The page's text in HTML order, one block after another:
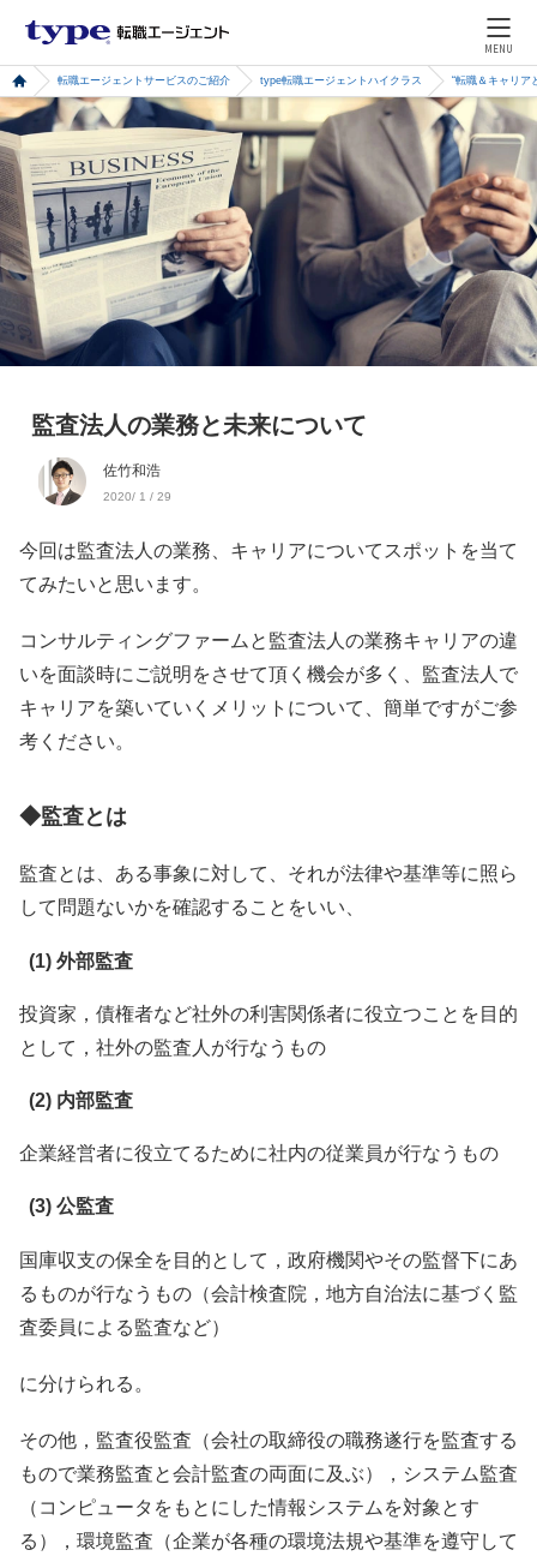
MENU
転職エージェントサービスのご紹介 type転職エージェントハイクラス “転職＆キャリア
監査法人の業務と未来について
佐竹和浩
2020/ 1 / 29
今回は監査法人の業務、キャリアについてスポットを当て
てみたいと思います。
コンサルティングファームと監査法人の業務キャリアの違
いを面談時にご説明をさせて頂く機会が多く、監査法人で
キャリアを築いていくメリットについて、簡単ですがご参
考ください。
◆監査とは
監査とは、ある事象に対して、それが法律や基準等に照ら
して問題ないかを確認することをいい、
(1) 外部監査
投資家，債権者など社外の利害関係者に役立つことを目的
として，社外の監査人が行なうもの
(2) 内部監査
企業経営者に役立てるために社内の従業員が行なうもの
(3) 公監査
国庫収支の保全を目的として，政府機関やその監督下にあ
るものが行なうもの（会計検査院，地方自治法に基づく監
査委員による監査など）
に分けられる。
その他，監査役監査（会社の取締役の職務遂行を監査する
もので業務監査と会計監査の両面に及ぶ），システム監査
（コンピュータをもとにした情報システムを対象とす
る），環境監査（企業が各種の環境法規や基準を遵守して